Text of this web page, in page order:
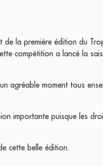
de la première édition du
compétition a lancé la
agréable moment tous
importante puisque les
cette belle édition.